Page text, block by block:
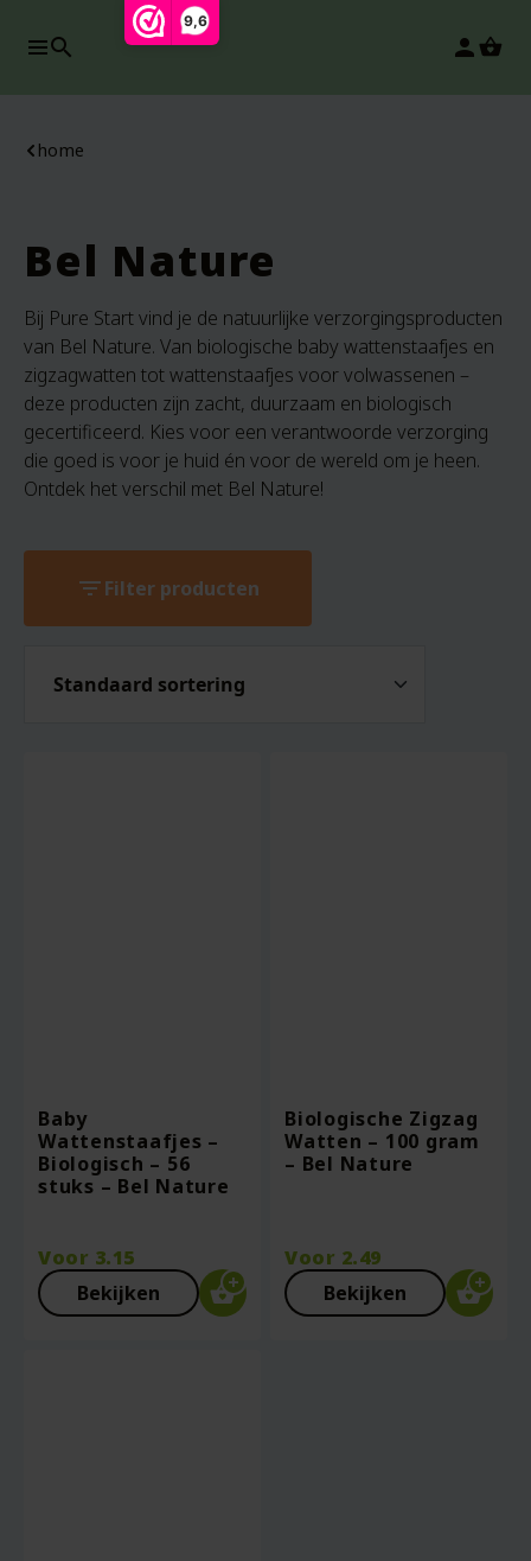
9,6
search person
home
Bel Nature
Bij Pure Start vind je de natuurlijke verzorgingsproducten
van Bel Nature. Van biologische baby wattenstaafjes en
zigzagwatten tot wattenstaafjes voor volwassenen –
deze producten zijn zacht, duurzaam en biologisch
gecertificeerd. Kies voor een verantwoorde verzorging
die goed is voor je huid én voor de wereld om je heen.
Ontdek het verschil met Bel Nature!
filter_listFilter producten
Baby
Wattenstaafjes –
Biologisch – 56
stuks – Bel Nature
Voor 3.15
Bekijken
Biologische Zigzag
Watten – 100 gram
– Bel Nature
Voor 2.49
Bekijken